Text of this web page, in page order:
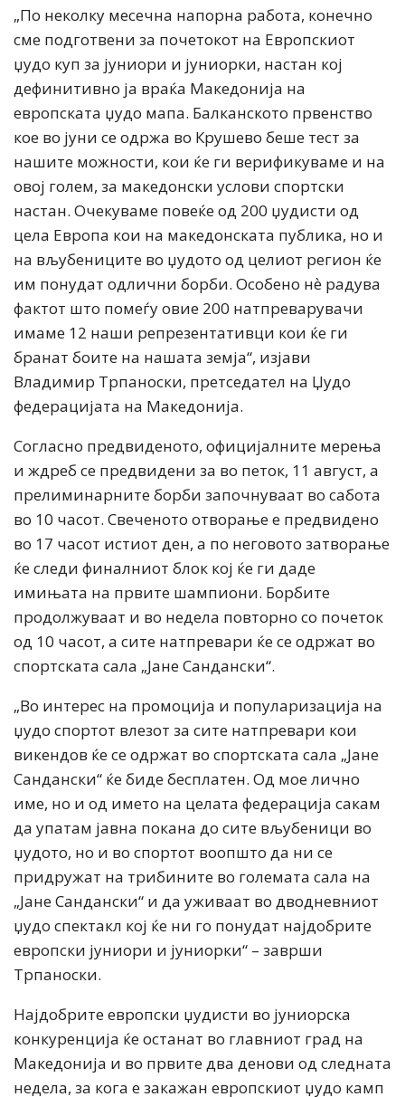
„По неколку месечна напорна работа, конечно
сме подготвени за почетокот на Европскиот
џудо куп за јуниори и јуниорки, настан кој
дефинитивно ја враќа Македонија на
европската џудо мапа. Балканското првенство
кое во јуни се одржа во Крушево беше тест за
нашите можности, кои ќе ги верификуваме и на
овој голем, за македонски услови спортски
настан. Очекуваме повеќе од 200 џудисти од
цела Европа кои на македонската публика, но и
на вљубениците во џудото од целиот регион ќе
им понудат одлични борби. Особено нѐ радува
фактот што помеѓу овие 200 натпреварувачи
имаме 12 наши репрезентативци кои ќе ги
бранат боите на нашата земја“, изјави
Владимир Трпаноски, претседател на Џудо
федерацијата на Македонија.
Согласно предвиденото, официјалните мерења
и ждреб се предвидени за во петок, 11 август, а
прелиминарните борби започнуваат во сабота
во 10 часот. Свеченото отворање е предвидено
во 17 часот истиот ден, а по неговото затворање
ќе следи финалниот блок кој ќе ги даде
имињата на првите шампиони. Борбите
продолжуваат и во недела повторно со почеток
од 10 часот, а сите натпревари ќе се одржат во
спортската сала „Јане Сандански“.
„Во интерес на промоција и популаризација на
џудо спортот влезот за сите натпревари кои
викендов ќе се одржат во спортската сала „Јане
Сандански“ ќе биде бесплатен. Од мое лично
име, но и од името на целата федерација сакам
да упатам јавна покана до сите вљубеници во
џудото, но и во спортот воопшто да ни се
придружат на трибините во големата сала на
„Јане Сандански“ и да уживаат во дводневниот
џудо спектакл кој ќе ни го понудат најдобрите
европски јуниори и јуниорки“ – заврши
Трпаноски.
Најдобрите европски џудисти во јуниорска
конкуренција ќе останат во главниот град на
Македонија и во првите два денови од следната
недела, за кога е закажан европскиот џудо камп